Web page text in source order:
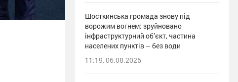
Шосткинська громада знову під
ворожим вогнем: зруйновано
інфраструктурний об’єкт, частина
населених пунктів – без води
11:19, 06.08.2026